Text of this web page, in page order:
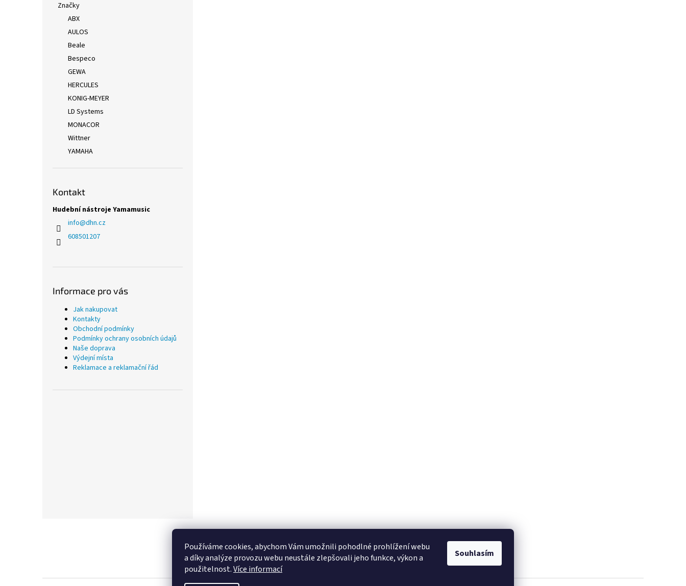
Používáme cookies, abychom Vám umožnili pohodlné prohlížení webu
a díky analýze provozu webu neustále zlepšovali jeho funkce, výkon a
použitelnost.Více informací
Souhlasím
Značky
ABX
AULOS
Beale
Bespeco
GEWA
HERCULES
KONIG-MEYER
LD Systems
MONACOR
Wittner
YAMAHA
Kontakt
Hudební nástroje Yamamusic
info@dhn.cz
608501207
Informace pro vás
Jak nakupovat
Kontakty
Obchodní podmínky
Podmínky ochrany osobních údajů
Naše doprava
Výdejní místa
Reklamace a reklamační řád